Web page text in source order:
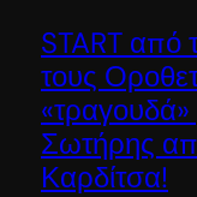
START από
τους
Σωτήρης
Καρδίτσα!